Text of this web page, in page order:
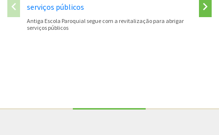
Antiga Escola Paroquial segue com a revitalização para abrigar
serviços públicos
São